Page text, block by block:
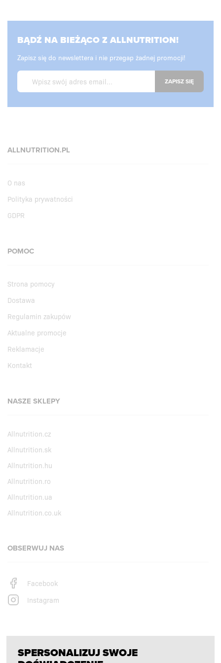
BĄDŹ NA BIEŻĄCO Z ALLNUTRITION!
Zapisz się do newslettera i nie przegap żadnej promocji!
ZAPISZ SIĘ
ALLNUTRITION.PL
O nas
Polityka prywatności
GDPR
POMOC
Strona pomocy
Dostawa
Regulamin zakupów
Aktualne promocje
Reklamacje
Kontakt
NASZE SKLEPY
Allnutrition.cz
Allnutrition.sk
Allnutrition.hu
Allnutrition.ro
Allnutrition.ua
Allnutrition.co.uk
OBSERWUJ NAS
Facebook
Instagram
SPERSONALIZUJ SWOJE